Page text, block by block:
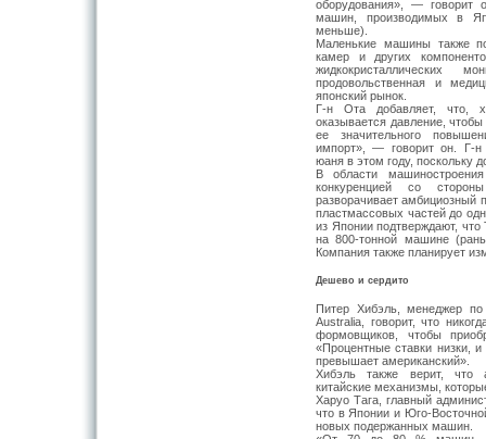
оборудования», — говорит
машин, производимых в
меньше).
Маленькие машины также
камер и других
продовольственная и
японский рынок.
Г-н Ота добавляет, что,
оказывается давление,
ее значительного
импорт», — говорит он. Г-н
юаня в этом году, поскольку
В области
конкуренцией со
разворачивает амбициозный
пластмассовых частей до
из Японии подтверждают,
на 800-тонной машине
Компания также планирует
Дешево и сердито
Питер Хибэль, менеджер
Australia, говорит, что
формовщиков, чтобы
«Процентные ставки низки,
превышает американский».
Хибэль также верит, что
китайские механизмы,
Харуо Тага, главный
что в Японии и Юго-
новых подержанных машин.